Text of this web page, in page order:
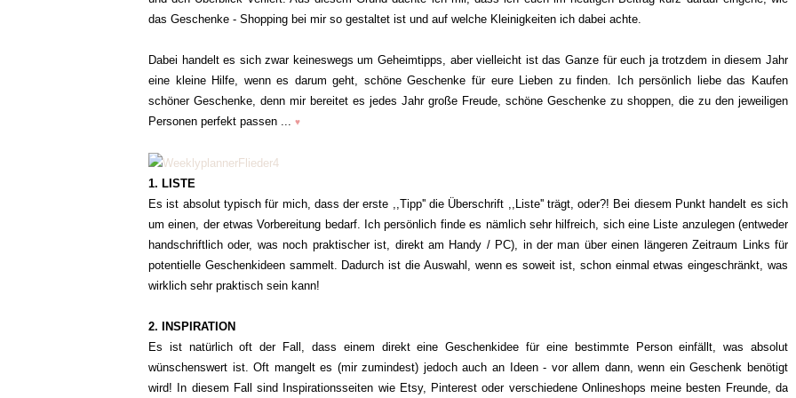
das Geschenke - Shopping bei mir so gestaltet ist und auf welche Kleinigkeiten ich dabei achte.
Dabei handelt es sich zwar keineswegs um Geheimtipps, aber vielleicht ist das Ganze für euch ja trotzdem in diesem Jahr
eine kleine Hilfe, wenn es darum geht, schöne Geschenke für eure Lieben zu finden. Ich persönlich liebe das Kaufen
schöner Geschenke, denn mir bereitet es jedes Jahr große Freude, schöne Geschenke zu shoppen, die zu den jeweiligen
Personen perfekt passen ... ♥
1. LISTE
Es ist absolut typisch für mich, dass der erste ,,Tipp'' die Überschrift ,,Liste'' trägt, oder?! Bei diesem Punkt handelt es sich
um einen, der etwas Vorbereitung bedarf. Ich persönlich finde es nämlich sehr hilfreich, sich eine Liste anzulegen (entweder
handschriftlich oder, was noch praktischer ist, direkt am Handy / PC), in der man über einen längeren Zeitraum Links für
potentielle Geschenkideen sammelt. Dadurch ist die Auswahl, wenn es soweit ist, schon einmal etwas eingeschränkt, was
wirklich sehr praktisch sein kann!
2. INSPIRATION
Es ist natürlich oft der Fall, dass einem direkt eine Geschenkidee für eine bestimmte Person einfällt, was absolut
wünschenswert ist. Oft mangelt es (mir zumindest) jedoch auch an Ideen - vor allem dann, wenn ein Geschenk benötigt
wird! In diesem Fall sind Inspirationsseiten wie Etsy, Pinterest oder verschiedene Onlineshops meine besten Freunde, da